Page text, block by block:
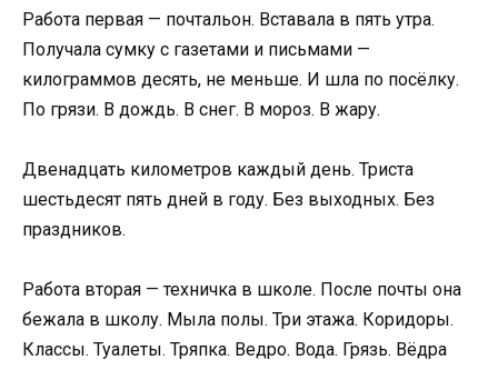
Работа первая — почтальон. Вставала в пять утра.
Получала сумку с газетами и письмами —
килограммов десять, не меньше. И шла по посёлку.
По грязи. В дождь. В снег. В мороз. В жару.
Двенадцать километров каждый день. Триста
шестьдесят пять дней в году. Без выходных. Без
праздников.
Работа вторая — техничка в школе. После почты она
бежала в школу. Мыла полы. Три этажа. Коридоры.
Классы. Туалеты. Тряпка. Ведро. Вода. Грязь. Вёдра